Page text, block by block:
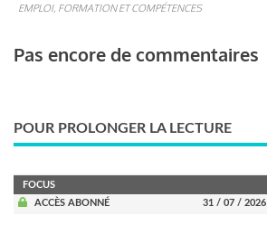
EMPLOI, FORMATION ET COMPÉTENCES
Pas encore de commentaires
POUR PROLONGER LA LECTURE
FOCUS
ACCÈS ABONNÉ
31 / 07 / 2026